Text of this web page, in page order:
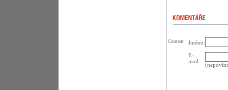
Jméno:
E-
mail:
Content